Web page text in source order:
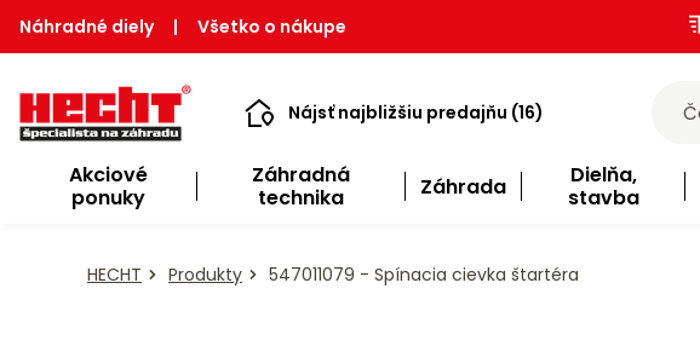
Náhradné diely | Všetko o nákupe
Nájsť najbližšiu predajňu (16)
Akciové
ponuky
Záhradná
technika
Záhrada
Dielňa,
stavba
HECHT Produkty 547011079 - Spínacia cievka štartéra